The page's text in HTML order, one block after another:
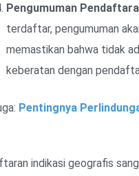
Pengumuman
terdaftar, pengumuman
memastikan bahwa tidak
keberatan dengan
Pentingnya
indikasi geografis